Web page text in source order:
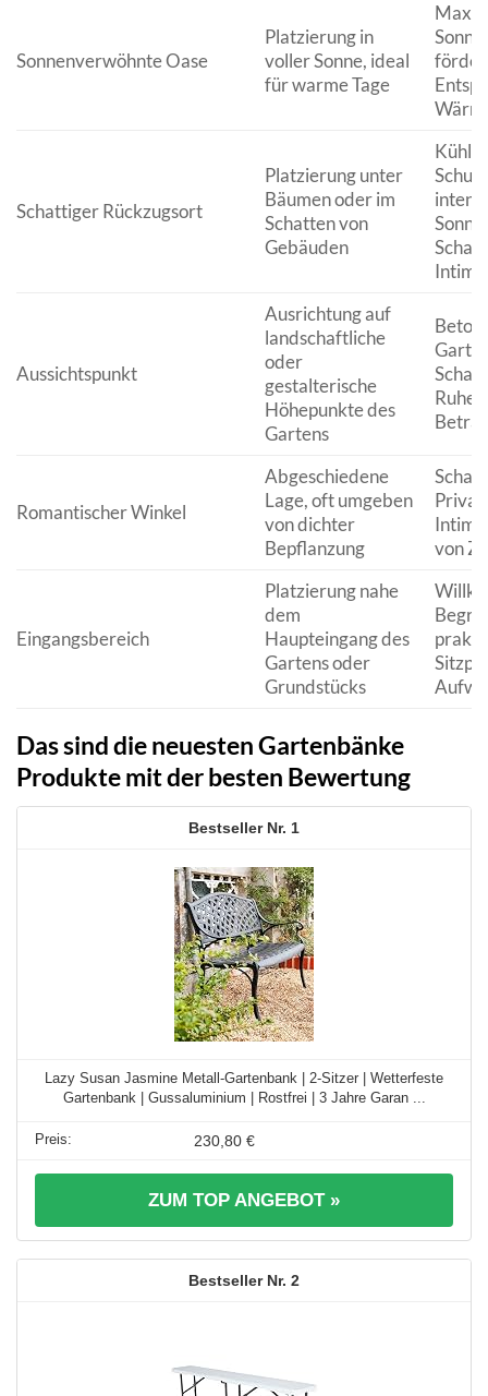
Sonnenverwöhnte Oase
Platzierung in
voller Sonne, ideal
für warme Tage
Schattiger Rückzugsort
Platzierung unter
Bäumen oder im
Schatten von
Gebäuden
Kühle
Aussichtspunkt
Ausrichtung auf
landschaftliche
oder
gestalterische
Höhepunkte des
Gartens
Romantischer Winkel
Abgeschiedene
Lage, oft umgeben
von dichter
Bepflanzung
von
Eingangsbereich
Platzierung nahe
dem
Haupteingang des
Gartens oder
Grundstücks
Das sind die neuesten Gartenbänke
Produkte mit der besten Bewertung
1
Lazy Susan Jasmine Metall-Gartenbank | 2-Sitzer | Wetterfeste
Gartenbank | Gussaluminium | Rostfrei | 3 Jahre Garan ...
230,80 €
ZUM TOP ANGEBOT »
2